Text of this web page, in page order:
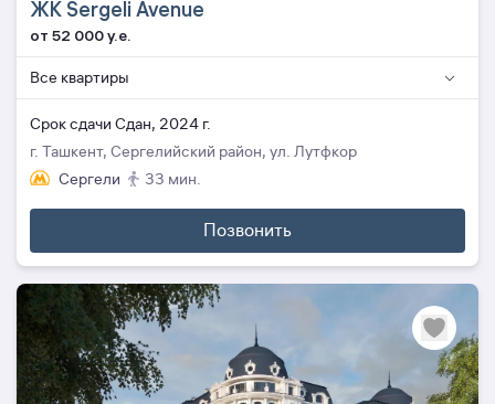
ЖК Sergeli Avenue
от 52 000 y.e.
Все квартиры
Cрок сдачи Сдан, 2024 г.
г. Ташкент, Сергелийский район, ул. Лутфкор
Сергели
33 мин.
Позвонить